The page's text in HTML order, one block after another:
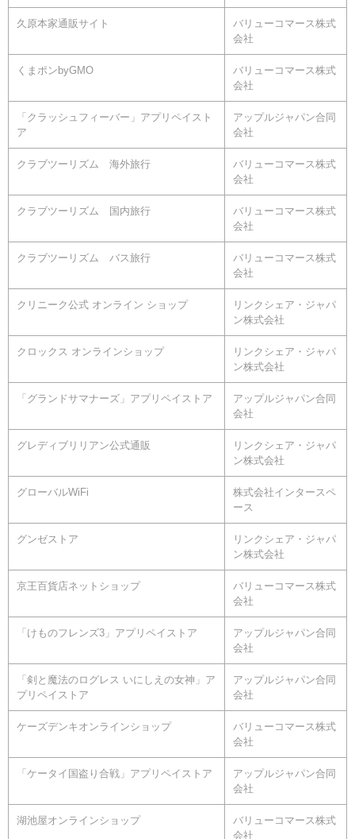
久原本家通販サイト
バリューコマース株式
会社
くまポンbyGMO
バリューコマース株式
会社
「クラッシュフィーバー」アプリペイスト
ア
アップルジャパン合同
会社
クラブツーリズム 海外旅行
バリューコマース株式
会社
クラブツーリズム 国内旅行
バリューコマース株式
会社
クラブツーリズム バス旅行
バリューコマース株式
会社
クリニーク公式 オンライン ショップ
リンクシェア・ジャパ
ン株式会社
クロックス オンラインショップ
リンクシェア・ジャパ
ン株式会社
「グランドサマナーズ」アプリペイストア
アップルジャパン合同
会社
グレディブリリアン公式通販
リンクシェア・ジャパ
ン株式会社
グローバルWiFi
株式会社インタースペ
ース
グンゼストア
リンクシェア・ジャパ
ン株式会社
京王百貨店ネットショップ
バリューコマース株式
会社
「けものフレンズ3」アプリペイストア
アップルジャパン合同
会社
「剣と魔法のログレス いにしえの女神」ア
プリペイストア
アップルジャパン合同
会社
ケーズデンキオンラインショップ
バリューコマース株式
会社
「ケータイ国盗り合戦」アプリペイストア
アップルジャパン合同
会社
湖池屋オンラインショップ
バリューコマース株式
会社